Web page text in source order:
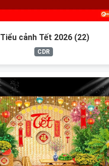
Tiểu cảnh Tết 2026 (22)
CDR